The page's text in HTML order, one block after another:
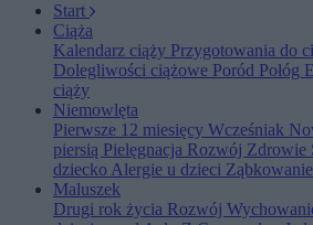
Start
Ciąża
Kalendarz ciąży Przygotowania do
Dolegliwości ciążowe Poród Połóg
ciąży
Niemowlęta
Pierwsze 12 miesięcy Wcześniak
piersią Pielęgnacja Rozwój Zdrowie
dziecko Alergie u dzieci Ząbkowanie
Maluszek
Drugi rok życia Rozwój